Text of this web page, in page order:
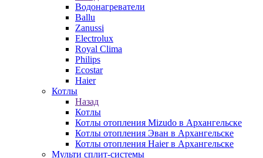
Водонагреватели
Ballu
Zanussi
Electrolux
Royal Clima
Philips
Ecostar
Haier
Котлы
Назад
Котлы
Котлы отопления Mizudo в Архангельске
Котлы отопления Эван в Архангельске
Котлы отопления Haier в Архангельске
Мульти сплит-системы